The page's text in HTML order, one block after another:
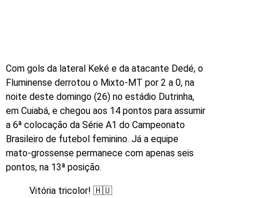
Com gols da lateral Keké e da atacante Dedé, o
Fluminense derrotou o Mixto-MT por 2 a 0, na
noite deste domingo (26) no estádio Dutrinha,
em Cuiabá, e chegou aos 14 pontos para assumir
a 6ª colocação da Série A1 do Campeonato
Brasileiro de futebol feminino. Já a equipe
mato-grossense permanece com apenas seis
pontos, na 13ª posição.
Vitória tricolor! 🇭🇺